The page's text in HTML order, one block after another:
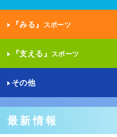
『みる』 スポーツ
『支える』 スポーツ
その他
最新情報